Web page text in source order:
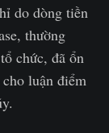
do dòng tiền
thường
chức, đã ổn
luận điểm